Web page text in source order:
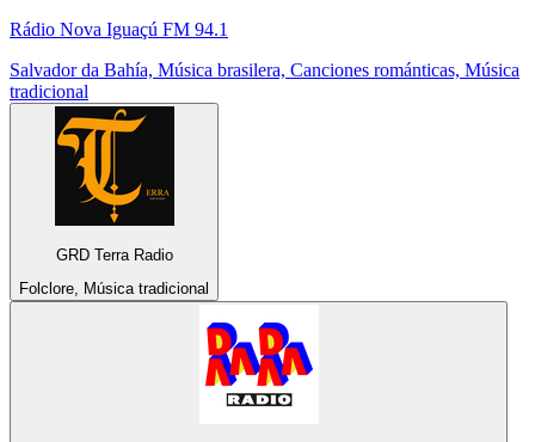
Rádio Nova Iguaçú FM 94.1
Salvador da Bahía, Música brasilera, Canciones románticas, Música
tradicional
GRD Terra Radio
Folclore, Música tradicional